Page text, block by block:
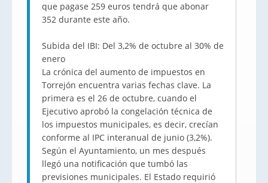
que pagase 259 euros tendrá que abonar
352 durante este año.
Subida del IBI: Del 3,2% de octubre al 30% de
enero
La crónica del aumento de impuestos en
Torrejón encuentra varias fechas clave. La
primera es el 26 de octubre, cuando el
Ejecutivo aprobó la congelación técnica de
los impuestos municipales, es decir, crecían
conforme al IPC interanual de junio (3,2%).
Según el Ayuntamiento, un mes después
llegó una notificación que tumbó las
previsiones municipales. El Estado requirió